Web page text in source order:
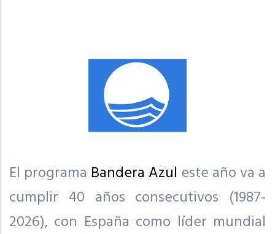
El programa Bandera Azul este año va a
cumplir 40 años consecutivos (1987-
2026), con España como líder mundial